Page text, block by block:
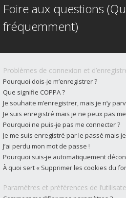
Foire aux questions
fréquemment)
Problèmes de connexion et
Pourquoi dois-je m’enregistrer ?
Que signifie COPPA ?
Je souhaite m’enregistrer, mais je n’y
Je suis enregistré mais je ne peux pas
Pourquoi ne puis-je pas me connecter ?
Je me suis enregistré par le passé mais
J’ai perdu mon mot de passe !
Pourquoi suis-je automatiquement
À quoi sert « Supprimer les cookies du
Paramètres et préférences de